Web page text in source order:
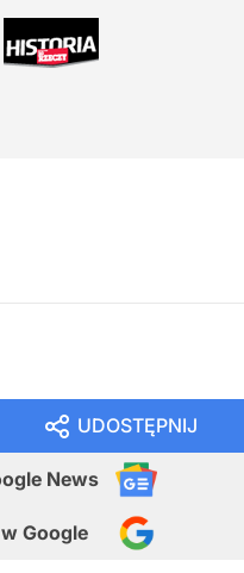
UDOSTĘPNIJ
News
Google